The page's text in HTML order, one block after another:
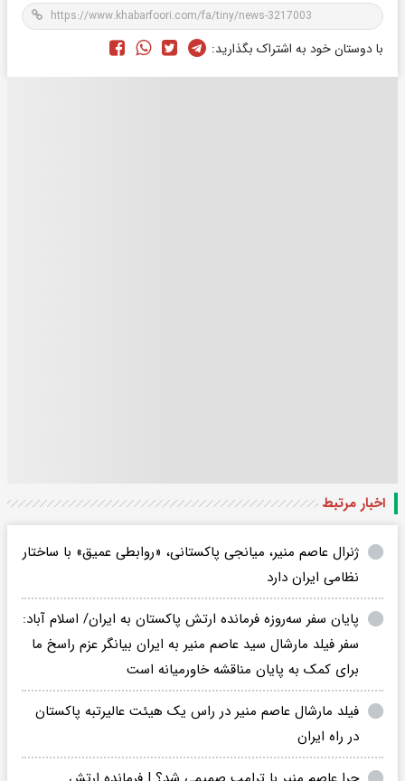
با دوستان خود به اشتراک بگذارید:
اخبار مرتبط
ژنرال عاصم منیر، میانجی پاکستانی، «روابطی عمیق» با ساختار
نظامی ایران دارد
پایان سفر سه‌روزه فرمانده ارتش پاکستان به ایران/ اسلام آباد:
سفر فیلد مارشال سید عاصم منیر به ایران بیانگر عزم راسخ ما
برای کمک به پایان مناقشه خاورمیانه است
فیلد مارشال عاصم منیر در راس یک هیئت عالیرتبه پاکستان
در راه ایران